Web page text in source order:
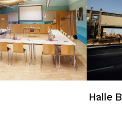
Halle B